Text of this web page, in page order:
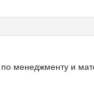
менеджменту и